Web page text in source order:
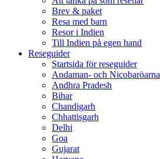
Brev & paket
Resa med barn
Resor i Indien
Till Indien på egen hand
Reseguider
Startsida för reseguider
Andaman- och Nicobaröarna
Andhra Pradesh
Bihar
Chandigarh
Chhattisgarh
Delhi
Goa
Gujarat